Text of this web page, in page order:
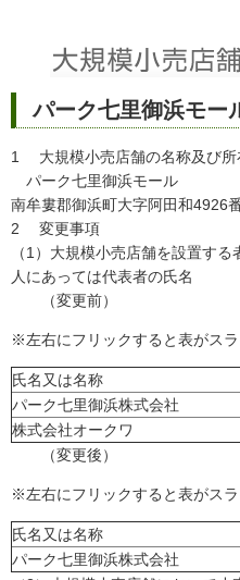
パーク七里御浜モー
1 大規模小売店舗の名称及び所
パーク七里御浜モール
南牟婁郡御浜町大字阿田和4926
2 変更事項
（1）大規模小売店舗を設置す
人にあっては代表者の氏名
（変更前）
※左右にフリックすると表がスラ
氏名又は名称
パーク七里御浜株式会社
株式会社オークワ
（変更後）
※左右にフリックすると表がスラ
氏名又は名称
パーク七里御浜株式会社